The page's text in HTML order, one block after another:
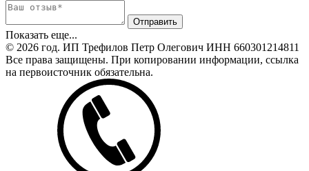
Показать еще...
© 2026 год. ИП Трефилов Петр Олегович ИНН 660301214811
Все права защищены. При копировании информации, ссылка
на первоисточник обязательна.